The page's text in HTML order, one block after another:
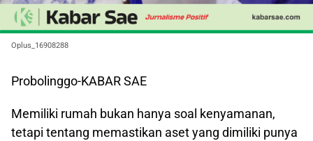
Oplus_16908288
Probolinggo-KABAR SAE
Memiliki rumah bukan hanya soal kenyamanan,
tetapi tentang memastikan aset yang dimiliki punya